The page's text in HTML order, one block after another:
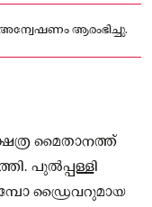
ആരംഭിച്ചു.
മൈതാനത്ത്
പുൽപ്പള്ളി
ഡ്രൈവറുമായ